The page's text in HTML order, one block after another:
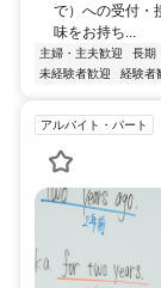
で）への受付・
味をお持ち...
主婦・主夫歓迎 長期
未経験者歓迎
経験者
アルバイト・パート